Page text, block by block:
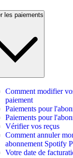
les paiements
Comment modifier
paiement
Paiements pour
Paiements pour
Vérifier vos reçus
Comment annuler
abonnement Spotify
Votre date de